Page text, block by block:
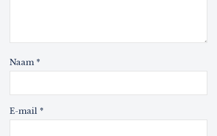
Naam *
E-mail *